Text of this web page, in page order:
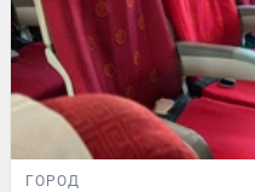
ГОРОД